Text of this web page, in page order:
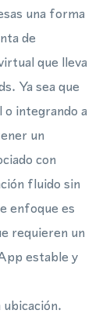
una forma
de
que lleva
Ya sea que
integrando a
un
con
fluido sin
enfoque es
requieren un
estable y